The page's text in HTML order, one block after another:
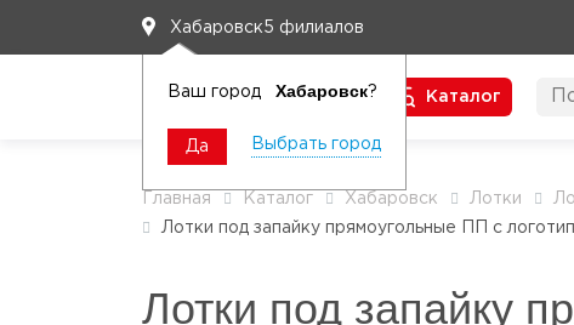
Хабаровск5 филиалов
Ваш город Хабаровск?
Да Выбрать город
Каталог
Главная Каталог Хабаровск Лотки
Лотки под запайку прямоугольные ПП с
Лотки под запайку